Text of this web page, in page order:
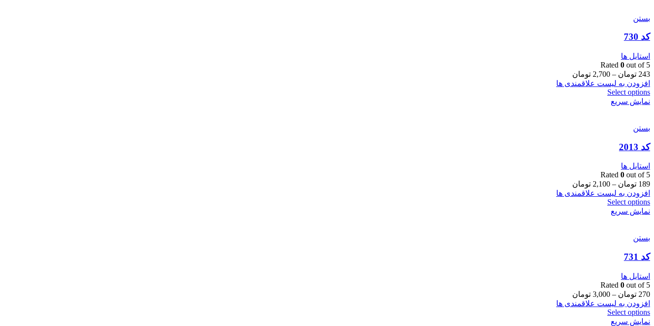
بستن
کد 730
استایل ها
Rated 0 out of 5
243 تومان –
2,700 تومان
افزودن به لیست علاقمندی ها
Select options
نمایش سریع
بستن
کد 2013
استایل ها
Rated 0 out of 5
189 تومان –
2,100 تومان
افزودن به لیست علاقمندی ها
Select options
نمایش سریع
بستن
کد 731
استایل ها
Rated 0 out of 5
270 تومان –
3,000 تومان
افزودن به لیست علاقمندی ها
Select options
نمایش سریع